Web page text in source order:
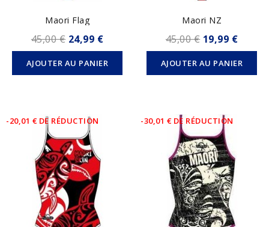
Maori Flag
45,00 € 24,99 €
AJOUTER AU PANIER
Maori NZ
45,00 € 19,99 €
AJOUTER AU PANIER
-20,01 € DE RÉDUCTION -30,01 € DE RÉDUCTION